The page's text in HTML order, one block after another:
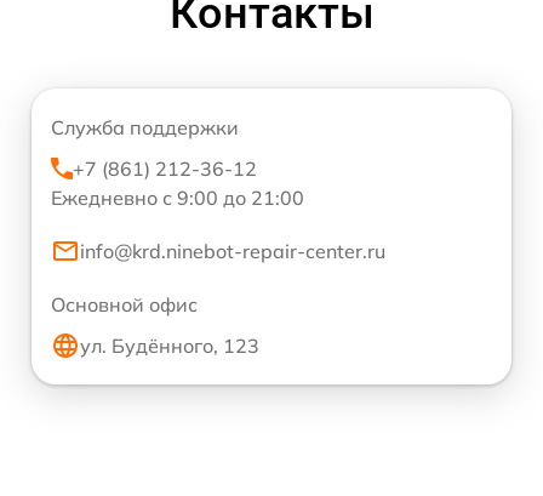
Контакты
Служба поддержки
+7 (861) 212-36-12
Ежедневно с 9:00 до 21:00
info@krd.ninebot-repair-center.ru
Основной офис
ул. Будённого, 123